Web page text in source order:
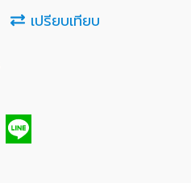
เปรียบเทียบ